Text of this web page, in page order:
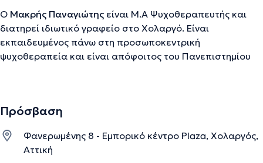
Ο Μακρής Παναγιώτης είναι M.A Ψυχοθεραπευτής και
διατηρεί ιδιωτικό γραφείο στο Χολαργό. Είναι
εκπαιδευμένος πάνω στη προσωποκεντρική
ψυχοθεραπεία και είναι απόφοιτος του Πανεπιστημίου
εντάσσεται ως ενεργό μέλος και ψυχοθεραπευτής στην
πανεπιστημίου του Nottingham, όπου και συνεχίζει μέχρι
και σήμερα. Επιπλέον, έχει οριστεί ως “μέντωρ” στους
Πρόσβαση
Φανερωμένης 8 - Εμπορικό κέντρο Plaza, Χολαργός,
Αττική